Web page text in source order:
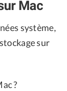
Mac
système,
sur
?